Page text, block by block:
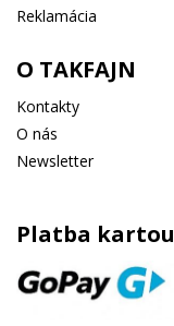
Reklamácia
O TAKFAJN
Kontakty
O nás
Newsletter
Platba kartou